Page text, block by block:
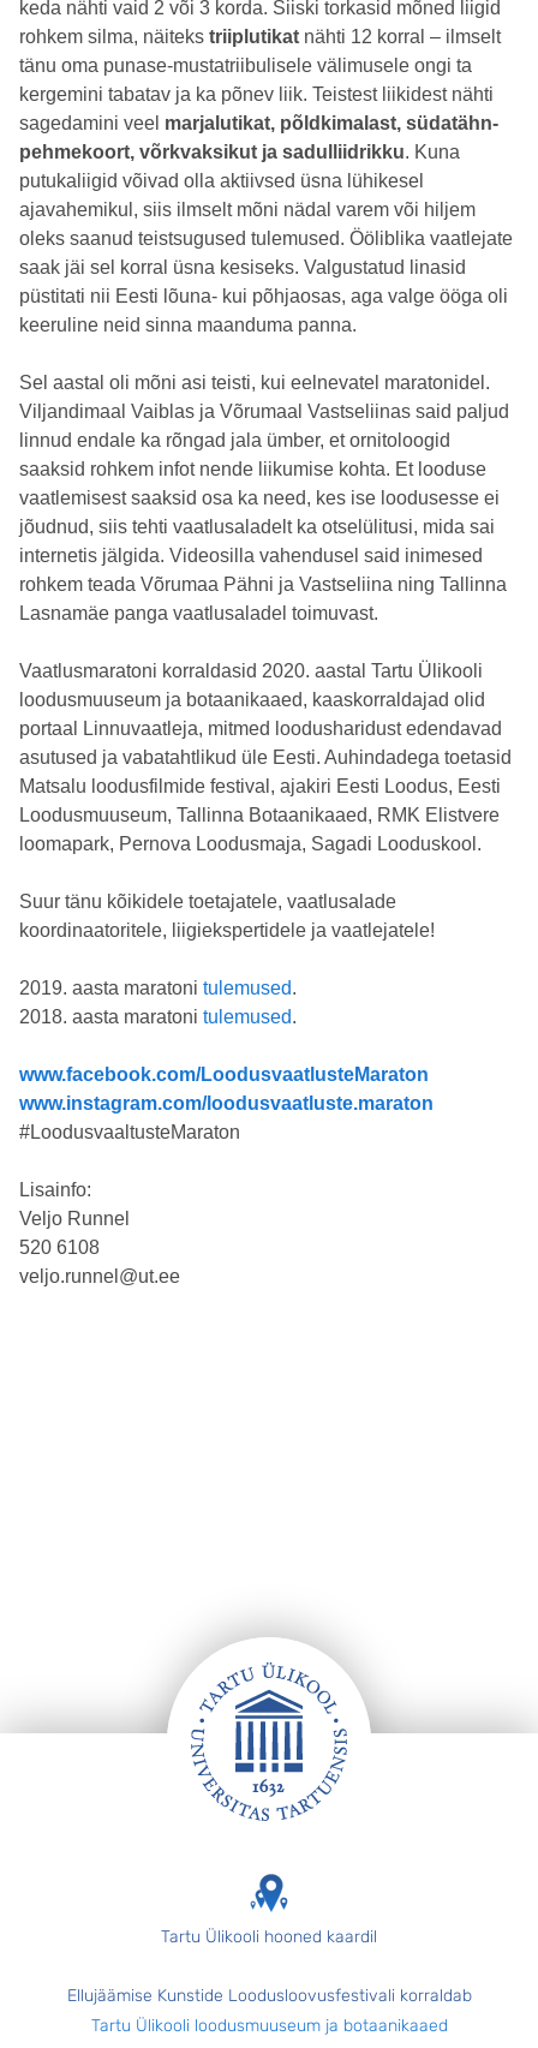
keda nähti vaid 2 või 3 korda. Siiski torkasid mõned liigid
rohkem silma, näiteks triiplutikat nähti 12 korral – ilmselt
tänu oma punase-mustatriibulisele välimusele ongi ta
kergemini tabatav ja ka põnev liik. Teistest liikidest nähti
sagedamini veel marjalutikat, põldkimalast, südatähn-
pehmekoort, võrkvaksikut ja sadulliidrikku. Kuna
putukaliigid võivad olla aktiivsed üsna lühikesel
ajavahemikul, siis ilmselt mõni nädal varem või hiljem
oleks saanud teistsugused tulemused. Ööliblika vaatlejate
saak jäi sel korral üsna kesiseks. Valgustatud linasid
püstitati nii Eesti lõuna- kui põhjaosas, aga valge ööga oli
keeruline neid sinna maanduma panna.
Sel aastal oli mõni asi teisti, kui eelnevatel maratonidel.
Viljandimaal Vaiblas ja Võrumaal Vastseliinas said paljud
linnud endale ka rõngad jala ümber, et ornitoloogid
saaksid rohkem infot nende liikumise kohta. Et looduse
vaatlemisest saaksid osa ka need, kes ise loodusesse ei
jõudnud, siis tehti vaatlusaladelt ka otselülitusi, mida sai
internetis jälgida. Videosilla vahendusel said inimesed
rohkem teada Võrumaa Pähni ja Vastseliina ning Tallinna
Lasnamäe panga vaatlusaladel toimuvast.
Vaatlusmaratoni korraldasid 2020. aastal Tartu Ülikooli
loodusmuuseum ja botaanikaaed, kaaskorraldajad olid
portaal Linnuvaatleja, mitmed loodusharidust edendavad
asutused ja vabatahtlikud üle Eesti. Auhindadega toetasid
Matsalu loodusfilmide festival, ajakiri Eesti Loodus, Eesti
Loodusmuuseum, Tallinna Botaanikaaed, RMK Elistvere
loomapark, Pernova Loodusmaja, Sagadi Looduskool.
Suur tänu kõikidele toetajatele, vaatlusalade
koordinaatoritele, liigiekspertidele ja vaatlejatele!
2019. aasta maratoni tulemused.
2018. aasta maratoni tulemused.
www.facebook.com/LoodusvaatlusteMaraton
www.instagram.com/loodusvaatluste.maraton
#LoodusvaaltusteMaraton
Lisainfo:
Veljo Runnel
520 6108
veljo.runnel@ut.ee
Tartu Ülikooli hooned kaardil
Ellujäämise Kunstide Loodusloovusfestivali korraldab
Tartu Ülikooli loodusmuuseum ja botaanikaaed